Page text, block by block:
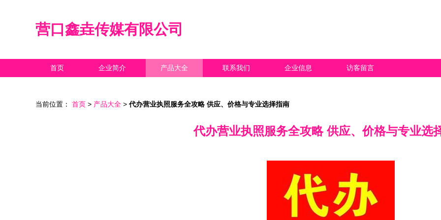
营口鑫垚传媒有限公司
首页 企业简介 产品大全 联系我们 企业信息 访客留言
当前位置： 首页 > 产品大全 > 代办营业执照服务全攻略 供应、价格与专业选择指南
代办营业执照服务全攻略 供应、价格与专业选